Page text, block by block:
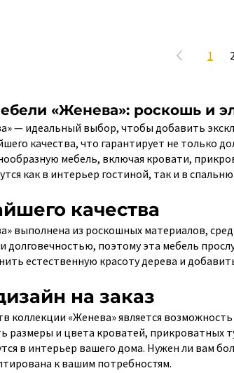
1
«Женева»: роскошь и
— идеальный выбор, чтобы добавить
качества, что гарантирует не только
мебель, включая кровати,
как в интерьер гостиной, так и в спальню.
качества
выполнена из роскошных материалов,
долговечностью, поэтому эта мебель
естественную красоту дерева и
на заказ
«Женева» является
размеры и цвета кроватей, прикроватных
в интерьер вашего дома. Нужен ли вам
к вашим потребностям.